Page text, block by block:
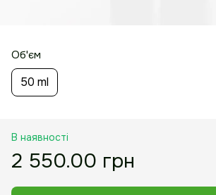
Об'єм
50 ml
В наявності
2 550.00 грн